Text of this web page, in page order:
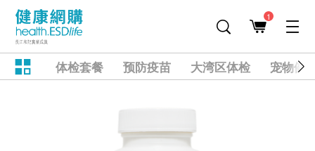
1
体检套餐 预防疫苗 大湾区体检 宠物健